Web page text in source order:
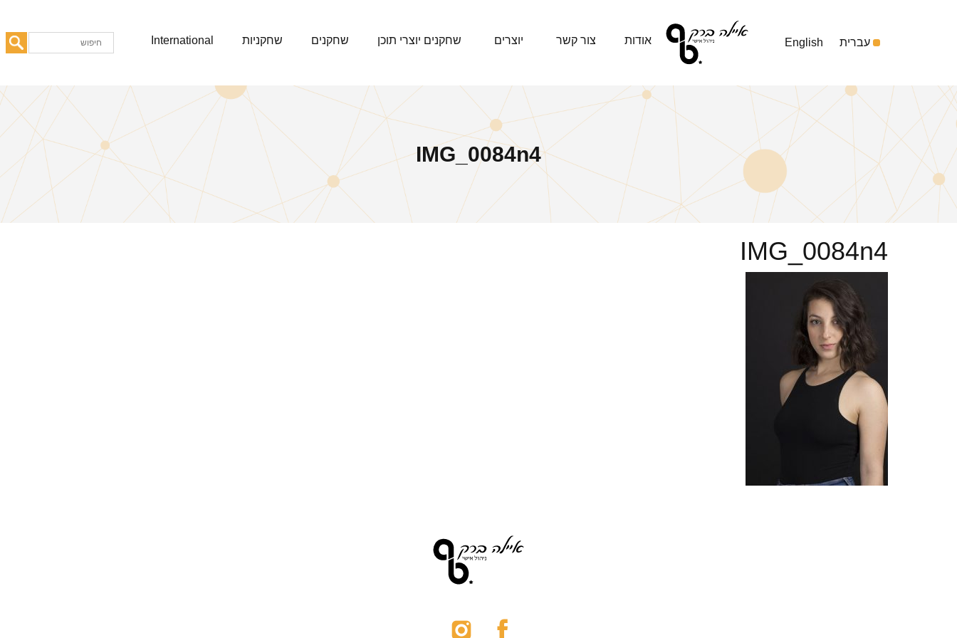
עברית English אודות צור קשר יוצרים שחקנים יוצרי תוכן שחקנים שחקניות International
IMG_0084n4
IMG_0084n4